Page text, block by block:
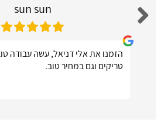
sun sun
הזמנו את אלי דניאל, עשה עבודה
טריקים וגם במחיר טוב.